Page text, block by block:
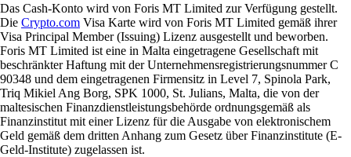
Das Cash-Konto wird von Foris MT Limited zur Verfügung gestellt.
Die Crypto.com Visa Karte wird von Foris MT Limited gemäß ihrer
Visa Principal Member (Issuing) Lizenz ausgestellt und beworben.
Foris MT Limited ist eine in Malta eingetragene Gesellschaft mit
beschränkter Haftung mit der Unternehmensregistrierungsnummer C
90348 und dem eingetragenen Firmensitz in Level 7, Spinola Park,
Triq Mikiel Ang Borg, SPK 1000, St. Julians, Malta, die von der
maltesischen Finanzdienstleistungsbehörde ordnungsgemäß als
Finanzinstitut mit einer Lizenz für die Ausgabe von elektronischem
Geld gemäß dem dritten Anhang zum Gesetz über Finanzinstitute (E-
Geld-Institute) zugelassen ist.